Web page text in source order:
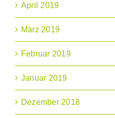
April 2019
März 2019
Februar 2019
Januar 2019
Dezember 2018